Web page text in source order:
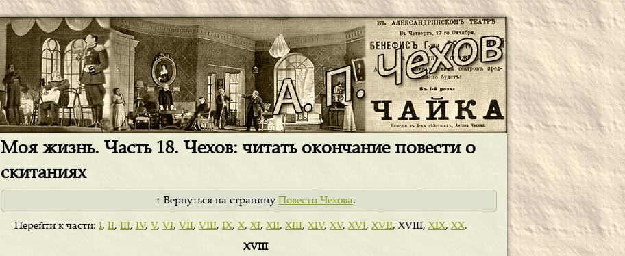
Моя жизнь. Часть 18. Чехов: читать окончание повести о
скитаниях
↑ Вернуться на страницу Повести Чехова.
Перейти к части: I, II, III, IV, V, VI, VII, VIII, IX, X, XI, XII, XIII, XIV, XV, XVI, XVII, XVIII, XIX, XX.
XVIII